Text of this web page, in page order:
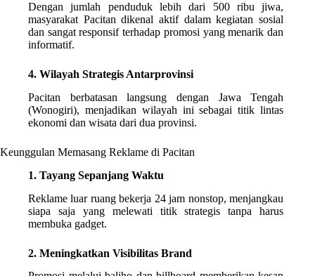
Dengan jumlah penduduk lebih dari 500 ribu jiwa,
masyarakat Pacitan dikenal aktif dalam kegiatan sosial
dan sangat responsif terhadap promosi yang menarik dan
informatif.
4. Wilayah Strategis Antarprovinsi
Pacitan berbatasan langsung dengan Jawa Tengah
(Wonogiri), menjadikan wilayah ini sebagai titik lintas
ekonomi dan wisata dari dua provinsi.
Keunggulan Memasang Reklame di Pacitan
1. Tayang Sepanjang Waktu
Reklame luar ruang bekerja 24 jam nonstop, menjangkau
siapa saja yang melewati titik strategis tanpa harus
membuka gadget.
2. Meningkatkan Visibilitas Brand